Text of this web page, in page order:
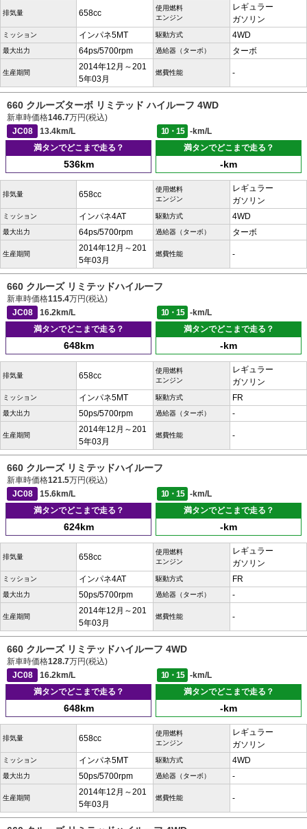
排気量 658cc
使用燃料
エンジン
レギュラー
ガソリン
ミッション インパネ5MT 駆動方式 4WD
最大出力 64ps/5700rpm 過給器（ターボ） ターボ
生産期間
2014年12月～201
5年03月
燃費性能 -
660 クルーズターボ リミテッド ハイルーフ 4WD
新車時価格146.7万円(税込)
JC08
13.4km/L 10・15
-km/L
満タンでどこまで走る？
536km
満タンでどこまで走る？
-km
排気量 658cc
使用燃料
エンジン
レギュラー
ガソリン
ミッション インパネ4AT 駆動方式 4WD
最大出力 64ps/5700rpm 過給器（ターボ） ターボ
生産期間
2014年12月～201
5年03月
燃費性能 -
660 クルーズ リミテッドハイルーフ
新車時価格115.4万円(税込)
JC08
16.2km/L 10・15
-km/L
満タンでどこまで走る？
648km
満タンでどこまで走る？
-km
排気量 658cc
使用燃料
エンジン
レギュラー
ガソリン
ミッション インパネ5MT 駆動方式 FR
最大出力 50ps/5700rpm 過給器（ターボ） -
生産期間
2014年12月～201
5年03月
燃費性能 -
660 クルーズ リミテッドハイルーフ
新車時価格121.5万円(税込)
JC08
15.6km/L 10・15
-km/L
満タンでどこまで走る？
624km
満タンでどこまで走る？
-km
排気量 658cc
使用燃料
エンジン
レギュラー
ガソリン
ミッション インパネ4AT 駆動方式 FR
最大出力 50ps/5700rpm 過給器（ターボ） -
生産期間
2014年12月～201
5年03月
燃費性能 -
660 クルーズ リミテッドハイルーフ 4WD
新車時価格128.7万円(税込)
JC08
16.2km/L 10・15
-km/L
満タンでどこまで走る？
648km
満タンでどこまで走る？
-km
排気量 658cc
使用燃料
エンジン
レギュラー
ガソリン
ミッション インパネ5MT 駆動方式 4WD
最大出力 50ps/5700rpm 過給器（ターボ） -
生産期間
2014年12月～201
5年03月
燃費性能 -